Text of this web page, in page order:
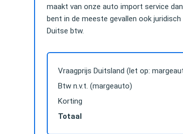
maakt van onze auto import service
bent in de meeste gevallen ook
Duitse btw.
Vraagprijs Duitsland (let op:
Btw n.v.t. (margeauto)
Korting
Totaal